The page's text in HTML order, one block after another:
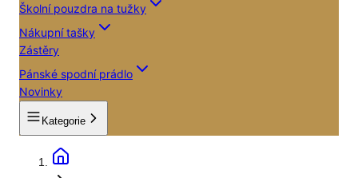
Školní pouzdra na tužky
Nákupní tašky
Zástěry
Pánské spodní prádlo
Novinky
Kategorie